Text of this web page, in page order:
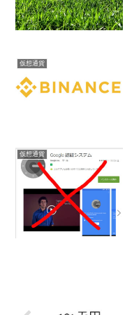
仮想通貨
仮想通貨